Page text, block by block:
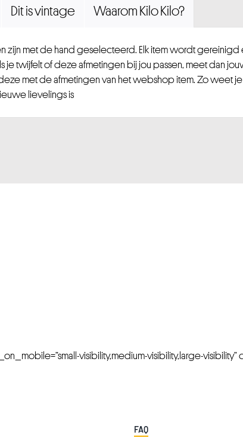
Dit is vintage Waarom Kilo Kilo?
zijn met de hand geselecteerd. Elk item wordt gereinigd
je twijfelt of deze afmetingen bij jou passen, meet dan
met de afmetingen van het webshop item. Zo weet
lievelings is
visibility,medium-visibility,large-visibility”
FAQ